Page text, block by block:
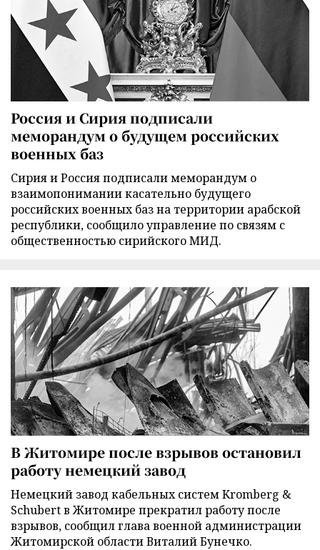
Россия и Сирия подписали
меморандум о будущем российских
военных баз
Сирия и Россия подписали меморандум о
взаимопонимании касательно будущего
российских военных баз на территории арабской
республики, сообщило управление по связям с
общественностью сирийского МИД.
В Житомире после взрывов остановил
работу немецкий завод
Немецкий завод кабельных систем Kromberg &
Schubert в Житомире прекратил работу после
взрывов, сообщил глава военной администрации
Житомирской области Виталий Бунечко.